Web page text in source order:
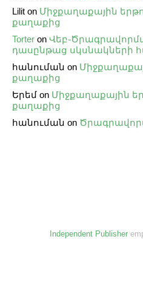
Lilit on Միջքաղաքային
քաղաքից
Torter on
դասընթաց սկսնակների
հանուման on
քաղաքից
Երեմ on Միջքաղաքային
քաղաքից
հանուման on
Independent Publisher